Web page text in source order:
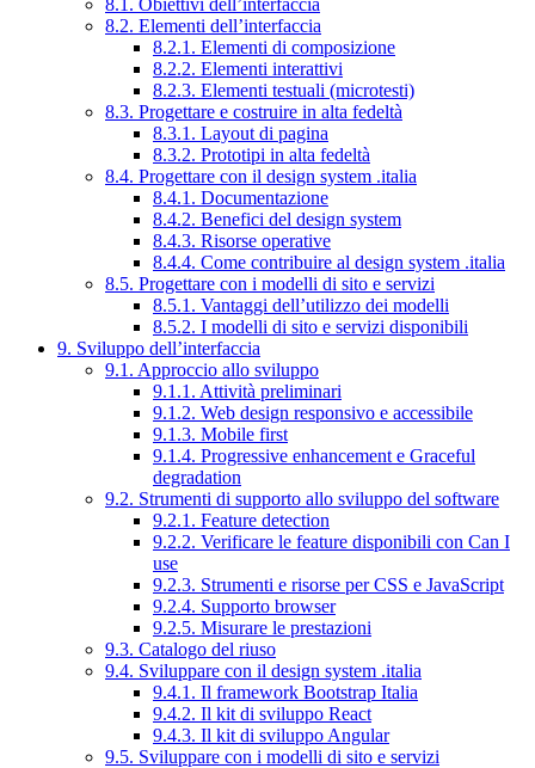
8.1. Obiettivi dell’interfaccia
8.2. Elementi dell’interfaccia
8.2.1. Elementi di composizione
8.2.2. Elementi interattivi
8.2.3. Elementi testuali (microtesti)
8.3. Progettare e costruire in alta fedeltà
8.3.1. Layout di pagina
8.3.2. Prototipi in alta fedeltà
8.4. Progettare con il design system .italia
8.4.1. Documentazione
8.4.2. Benefici del design system
8.4.3. Risorse operative
8.4.4. Come contribuire al design system .italia
8.5. Progettare con i modelli di sito e servizi
8.5.1. Vantaggi dell’utilizzo dei modelli
8.5.2. I modelli di sito e servizi disponibili
9. Sviluppo dell’interfaccia
9.1. Approccio allo sviluppo
9.1.1. Attività preliminari
9.1.2. Web design responsivo e accessibile
9.1.3. Mobile first
9.1.4. Progressive enhancement e Graceful
degradation
9.2. Strumenti di supporto allo sviluppo del software
9.2.1. Feature detection
9.2.2. Verificare le feature disponibili con Can I
use
9.2.3. Strumenti e risorse per CSS e JavaScript
9.2.4. Supporto browser
9.2.5. Misurare le prestazioni
9.3. Catalogo del riuso
9.4. Sviluppare con il design system .italia
9.4.1. Il framework Bootstrap Italia
9.4.2. Il kit di sviluppo React
9.4.3. Il kit di sviluppo Angular
9.5. Sviluppare con i modelli di sito e servizi